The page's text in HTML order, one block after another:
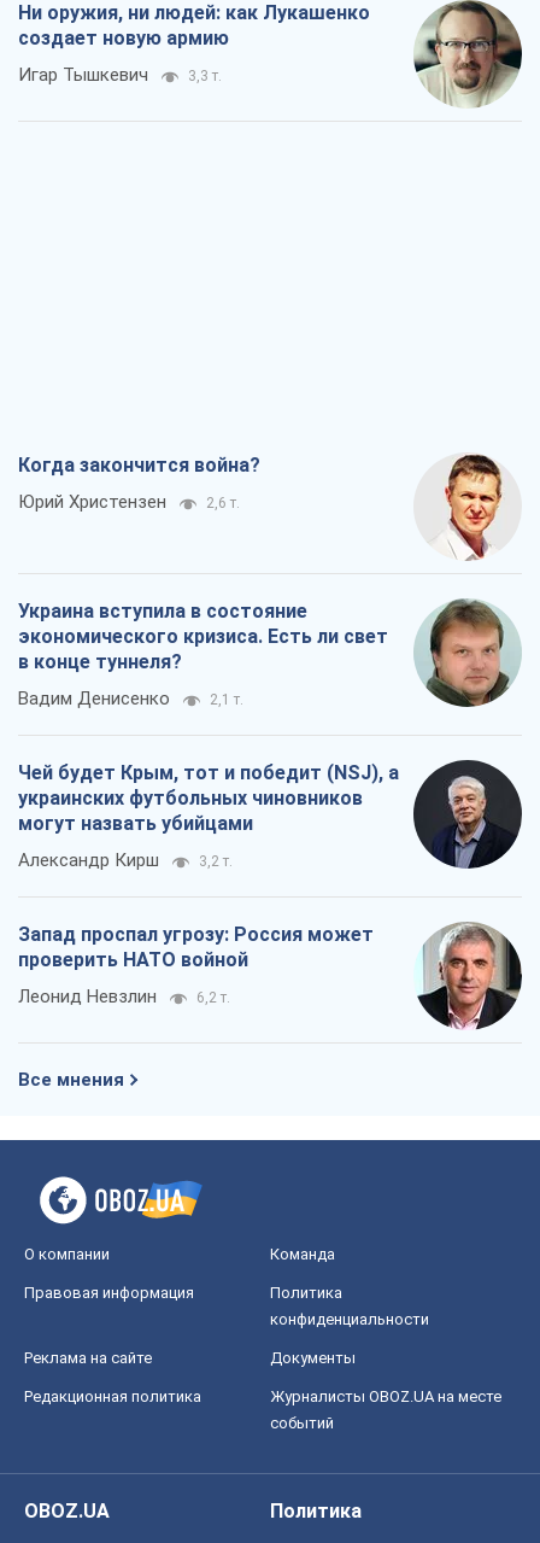
Ни оружия, ни людей: как Лукашенко
создает новую армию
Игар Тышкевич 3,3 т.
Когда закончится война?
Юрий Христензен 2,6 т.
Украина вступила в состояние
экономического кризиса. Есть ли свет
в конце туннеля?
Вадим Денисенко 2,1 т.
Чей будет Крым, тот и победит (NSJ), а
украинских футбольных чиновников
могут назвать убийцами
Александр Кирш 3,2 т.
Запад проспал угрозу: Россия может
проверить НАТО войной
Леонид Невзлин 6,2 т.
Все мнения
О компании Команда
Правовая информация
Политика
конфиденциальности
Реклама на сайте Документы
Редакционная политика
Журналисты OBOZ.UA на месте
событий
OBOZ.UA
Политика